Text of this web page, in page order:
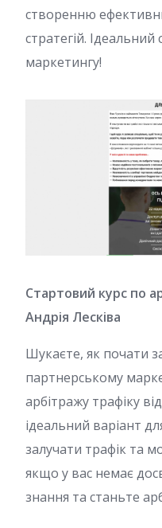
створенню
стратегій.
маркетингу!
Стартовий курс по
Андрія Лесківа
Шукаєте, як почати
партнерському
арбітражу трафіку
ідеальний варіант
залучати трафік та
якщо у вас немає
знання та станьте